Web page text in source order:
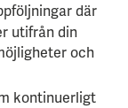
där
utifrån din
och
kontinuerligt